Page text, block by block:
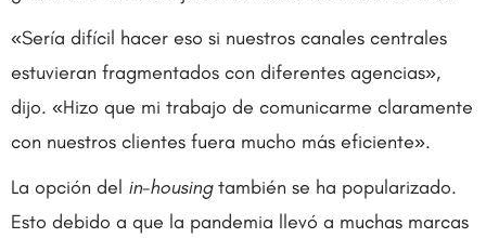
«Sería difícil hacer eso si nuestros canales centrales
estuvieran fragmentados con diferentes agencias»,
dijo. «Hizo que mi trabajo de comunicarme claramente
con nuestros clientes fuera mucho más eficiente».
La opción del in-housingtambién se ha popularizado.
Esto debido a que la pandemia llevó a muchas marcas